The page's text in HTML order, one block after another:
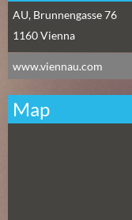
M
O
G
N
(
AU, Brunnengasse 76
1160Vienna
www.viennau.com
Map